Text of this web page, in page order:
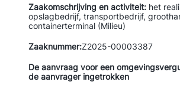
Zaakomschrijving en activiteit: het
opslagbedrijf, transportbedrijf,
containerterminal (Milieu)
Zaaknummer:Z2025-00003387
De aanvraag voor een
de aanvrager ingetrokken